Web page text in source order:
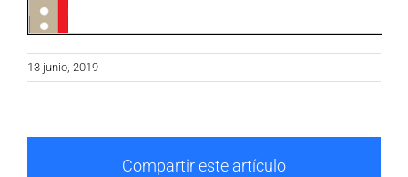
13 junio, 2019
Compartir este artículo